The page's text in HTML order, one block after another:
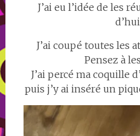
J’ai eu l’idée de les
J’ai coupé toutes les
Pensez à
J’ai percé ma coquille
puis j’y ai inséré un